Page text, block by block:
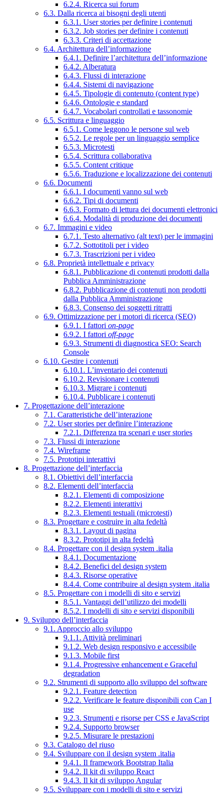
6.2.4. Ricerca sui forum
6.3. Dalla ricerca ai bisogni degli utenti
6.3.1. User stories per definire i contenuti
6.3.2. Job stories per definire i contenuti
6.3.3. Criteri di accettazione
6.4. Architettura dell’informazione
6.4.1. Definire l’architettura dell’informazione
6.4.2. Alberatura
6.4.3. Flussi di interazione
6.4.4. Sistemi di navigazione
6.4.5. Tipologie di contenuto (content type)
6.4.6. Ontologie e standard
6.4.7. Vocabolari controllati e tassonomie
6.5. Scrittura e linguaggio
6.5.1. Come leggono le persone sul web
6.5.2. Le regole per un linguaggio semplice
6.5.3. Microtesti
6.5.4. Scrittura collaborativa
6.5.5. Content critique
6.5.6. Traduzione e localizzazione dei contenuti
6.6. Documenti
6.6.1. I documenti vanno sul web
6.6.2. Tipi di documenti
6.6.3. Formato di lettura dei documenti elettronici
6.6.4. Modalità di produzione dei documenti
6.7. Immagini e video
6.7.1. Testo alternativo (alt text) per le immagini
6.7.2. Sottotitoli per i video
6.7.3. Trascrizioni per i video
6.8. Proprietà intellettuale e privacy
6.8.1. Pubblicazione di contenuti prodotti dalla
Pubblica Amministrazione
6.8.2. Pubblicazione di contenuti non prodotti
dalla Pubblica Amministrazione
6.8.3. Consenso dei soggetti ritratti
6.9. Ottimizzazione per i motori di ricerca (SEO)
6.9.1. I fattori on-page
6.9.2. I fattori off-page
6.9.3. Strumenti di diagnostica SEO: Search
Console
6.10. Gestire i contenuti
6.10.1. L’inventario dei contenuti
6.10.2. Revisionare i contenuti
6.10.3. Migrare i contenuti
6.10.4. Pubblicare i contenuti
7. Progettazione dell’interazione
7.1. Caratteristiche dell’interazione
7.2. User stories per definire l’interazione
7.2.1. Differenza tra scenari e user stories
7.3. Flussi di interazione
7.4. Wireframe
7.5. Prototipi interattivi
8. Progettazione dell’interfaccia
8.1. Obiettivi dell’interfaccia
8.2. Elementi dell’interfaccia
8.2.1. Elementi di composizione
8.2.2. Elementi interattivi
8.2.3. Elementi testuali (microtesti)
8.3. Progettare e costruire in alta fedeltà
8.3.1. Layout di pagina
8.3.2. Prototipi in alta fedeltà
8.4. Progettare con il design system .italia
8.4.1. Documentazione
8.4.2. Benefici del design system
8.4.3. Risorse operative
8.4.4. Come contribuire al design system .italia
8.5. Progettare con i modelli di sito e servizi
8.5.1. Vantaggi dell’utilizzo dei modelli
8.5.2. I modelli di sito e servizi disponibili
9. Sviluppo dell’interfaccia
9.1. Approccio allo sviluppo
9.1.1. Attività preliminari
9.1.2. Web design responsivo e accessibile
9.1.3. Mobile first
9.1.4. Progressive enhancement e Graceful
degradation
9.2. Strumenti di supporto allo sviluppo del software
9.2.1. Feature detection
9.2.2. Verificare le feature disponibili con Can I
use
9.2.3. Strumenti e risorse per CSS e JavaScript
9.2.4. Supporto browser
9.2.5. Misurare le prestazioni
9.3. Catalogo del riuso
9.4. Sviluppare con il design system .italia
9.4.1. Il framework Bootstrap Italia
9.4.2. Il kit di sviluppo React
9.4.3. Il kit di sviluppo Angular
9.5. Sviluppare con i modelli di sito e servizi